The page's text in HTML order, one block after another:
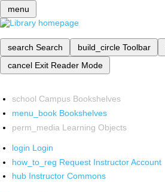
menu
search Search build_circle Toolbar
cancel Exit Reader Mode
school Campus Bookshelves
menu_book Bookshelves
perm_media Learning Objects
login Login
how_to_reg Request Instructor Account
hub Instructor Commons